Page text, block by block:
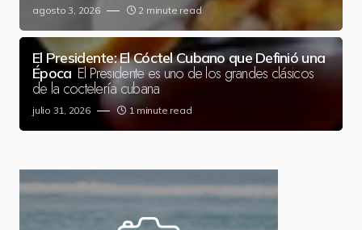
agosto 3, 2026 2 minute read
El Presidente: El Cóctel Cubano que Definió una
Época El Presidente es uno de los grandes clásicos
de la coctelería cubana
julio 31, 2026 1 minute read